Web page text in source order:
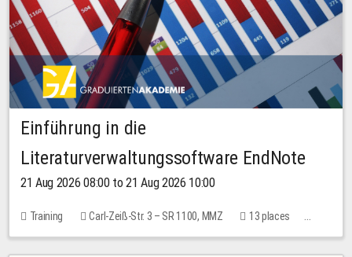
Einführung in die
Literaturverwaltungssoftware EndNote
21 Aug 2026 08:00 to 21 Aug 2026 10:00
Training Carl-Zeiß-Str. 3 – SR 1100, MMZ
13 places
10.00 EUR